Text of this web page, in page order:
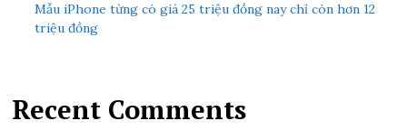
Mẫu iPhone từng có giá 25 triệu đồng nay chỉ còn hơn 12
triệu đồng
Recent Comments